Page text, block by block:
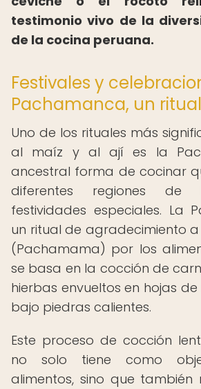
testimonio vivo de la
de la cocina peruana.
Festivales y
Pachamanca, un
Uno de los rituales más
al maíz y al ají es la
ancestral forma de cocinar
diferentes regiones de
festividades especiales. La
un ritual de agradecimiento
(Pachamama) por los
se basa en la cocción de
hierbas envueltos en hojas
bajo piedras calientes.
Este proceso de cocción
no solo tiene como
alimentos, sino que también